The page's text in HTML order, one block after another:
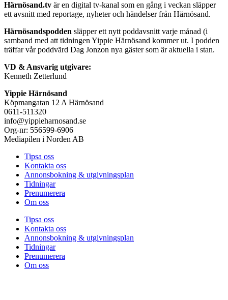
Härnösand.tv är en digital tv-kanal som en gång i veckan släpper
ett avsnitt med reportage, nyheter och händelser från Härnösand.
Härnösandspodden släpper ett nytt poddavsnitt varje månad (i
samband med att tidningen Yippie Härnösand kommer ut. I podden
träffar vår poddvärd Dag Jonzon nya gäster som är aktuella i stan.
VD & Ansvarig utgivare:
Kenneth Zetterlund
Yippie Härnösand
Köpmangatan 12 A Härnösand
0611-511320
info@yippieharnosand.se
Org-nr: 556599-6906
Mediapilen i Norden AB
Tipsa oss
Kontakta oss
Annonsbokning & utgivningsplan
Tidningar
Prenumerera
Om oss
Tipsa oss
Kontakta oss
Annonsbokning & utgivningsplan
Tidningar
Prenumerera
Om oss